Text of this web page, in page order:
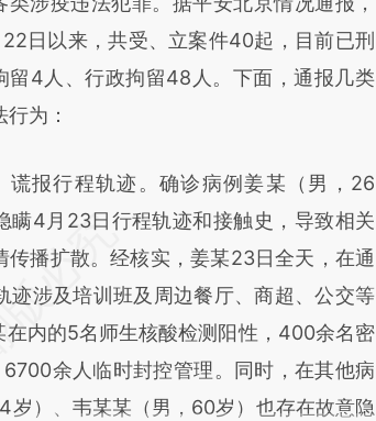
校验。
日以来，共受、立案件40起，目前已刑
留4人、行政拘留48人。下面，通报几类
行为：
报行程轨迹。确诊病例姜某（男，26
4月23日行程轨迹和接触史，导致相关
播扩散。经核实，姜某23日全天，在通
涉及培训班及周边餐厅、商超、公交等
内的5名师生核酸检测阳性，400余名密
余人临时封控管理。同时，在其他病
）、韦某某（男，60岁）也存在故意隐